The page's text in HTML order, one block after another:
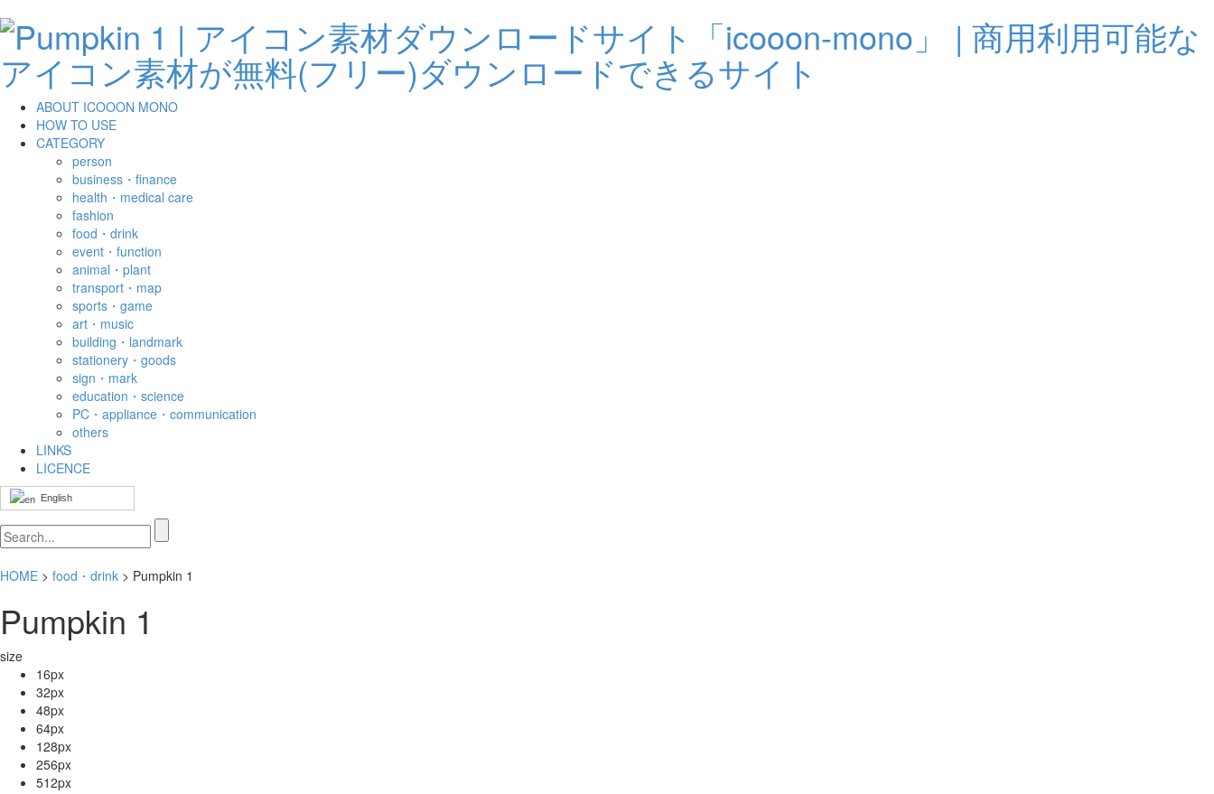
ABOUT ICOOON MONO
HOW TO USE
CATEGORY
person
business・finance
health・medical care
fashion
food・drink
event・function
animal・plant
transport・map
sports・game
art・music
building・landmark
stationery・goods
sign・mark
education・science
PC・appliance・communication
others
LINKS
LICENCE
English
HOME > food・drink > Pumpkin 1
Pumpkin 1
size
16px
32px
48px
64px
128px
256px
512px